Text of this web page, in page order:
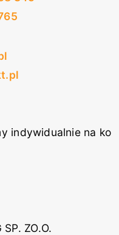
indywidualnie na ko
SP. ZO.O.